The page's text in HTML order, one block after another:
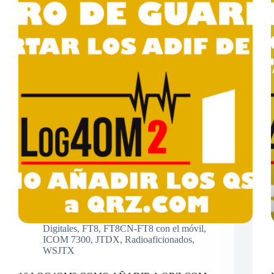
Digitales, FT8, FT8CN-FT8 con el móvil,
ICOM 7300, JTDX, Radioaficionados,
WSJTX